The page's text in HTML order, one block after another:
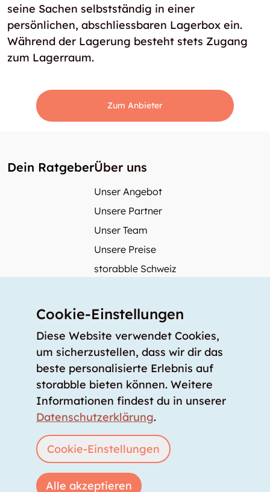
seine Sachen selbstständig in einer
persönlichen, abschliessbaren Lagerbox ein.
Während der Lagerung besteht stets Zugang
zum Lagerraum.
Zum Anbieter
Dein RatgeberÜber uns
Unser Angebot
Unsere Partner
Unser Team
Unsere Preise
storabble Schweiz
Mehr über storabble
Medienbeiträge
Wie gross muss ein Lagerraum sein?
Was kostet ein Lagerraum?
Für Lageranbieter
Anmelden Lagerraum inserieren
Cookie-Einstellungen
Diese Website verwendet Cookies,
um sicherzustellen, dass wir dir das
beste personalisierte Erlebnis auf
storabble bieten können. Weitere
Informationen findest du in unserer
Datenschutzerklärung.
Cookie-Einstellungen
Alle akzeptieren